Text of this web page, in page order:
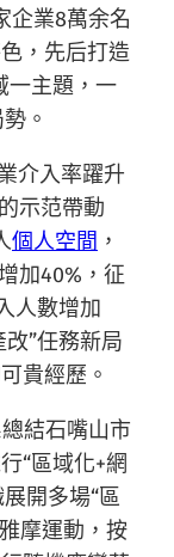
企業8萬余名
，先后打造
一主題，一
。
介入率躍升
示范帶動
個人空間 ，
加40%，征
人數增加
”任務新局
貴經歷。
結石嘴山市
“區域化+網
開多場“區
摩運動，按